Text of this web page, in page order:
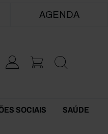
AGENDA
SOCIAIS SAÚDE